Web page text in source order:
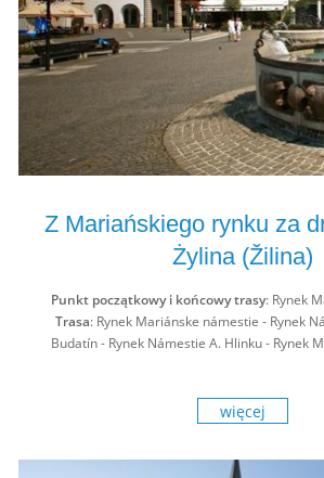
Z Mariańskiego rynku za
Żylina (Žilina)
Punkt początkowy i końcowy trasy: Rynek
Trasa: Rynek Mariánske námestie - Rynek
Budatín - Rynek Námestie A. Hlinku - Rynek
więcej